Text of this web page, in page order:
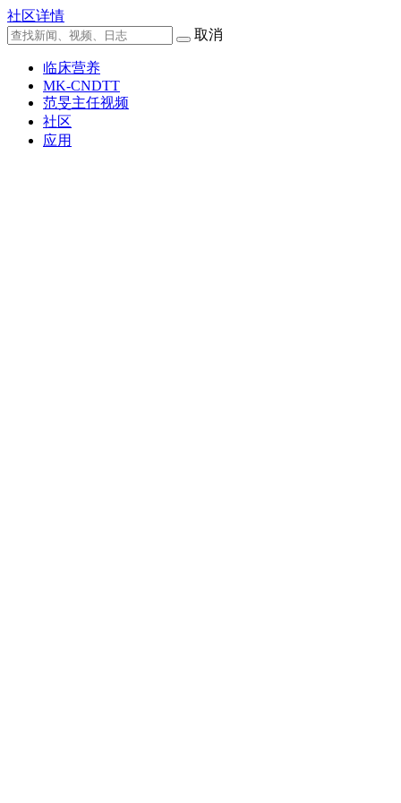
社区详情
取消
临床营养
MK-CNDTT
范旻主任视频
社区
应用